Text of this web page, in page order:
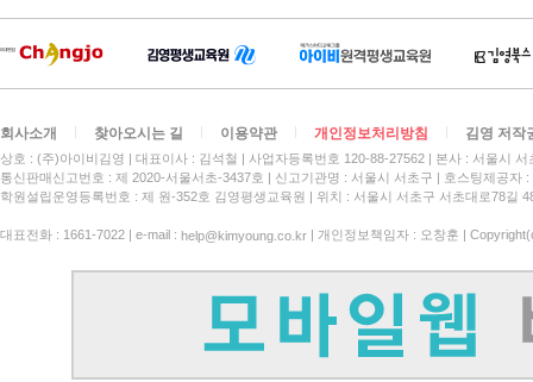
회사소개 찾아오시는 길 이용약관 개인정보처리방침 김영 저작
상호 : (주)아이비김영 대표이사 : 김석철 사업자등록번호 120-88-27562
본사 : 서울시
통신판매신고번호 : 제 2020-서울서초-3437호
신고기관명 : 서울시 서초구
호스팅제공자
학원설립운영등록번호 : 제 원-352호 김영평생교육원 | 위치 : 서울시 서초구 서초대로78길
대표전화 : 1661-7022 | e-mail : help@kimyoung.co.kr | 개인정보책임자 : 오창훈 |